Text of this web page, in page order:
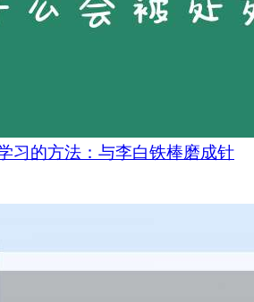
习的方法：与李白铁棒磨成针